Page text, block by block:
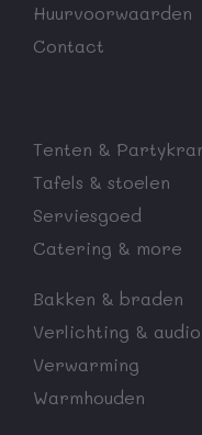
Huurvoorwaarden
Contact
Tenten &
Tafels & stoelen
Serviesgoed
Catering & more
Bakken & braden
Verlichting & audio
Verwarming
Warmhouden